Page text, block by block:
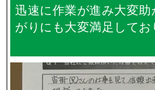
迅速に作業が進み大変
がりにも大変満足してお